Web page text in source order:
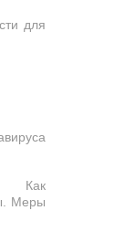
для
Как
Меры